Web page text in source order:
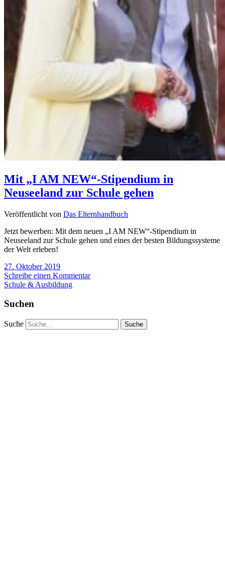
Mit „I AM NEW“-Stipendium in
Neuseeland zur Schule gehen
Veröffentlicht von Das Elternhandbuch
Jetzt bewerben: Mit dem neuen „I AM NEW“-Stipendium in
Neuseeland zur Schule gehen und eines der besten Bildungssysteme
der Welt erleben!
27. Oktober 2019
Schreibe einen Kommentar
Schule & Ausbildung
Suchen
Suche